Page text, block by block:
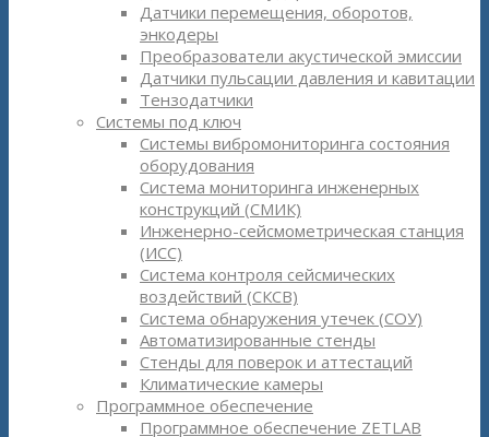
Датчики перемещения, оборотов,
энкодеры
Преобразователи акустической эмиссии
Датчики пульсации давления и кавитации
Тензодатчики
Системы под ключ
Системы вибромониторинга состояния
оборудования
Система мониторинга инженерных
конструкций (СМИК)
Инженерно-сейсмометрическая станция
(ИСС)
Система контроля сейсмических
воздействий (СКСВ)
Система обнаружения утечек (СОУ)
Автоматизированные стенды
Стенды для поверок и аттестаций
Климатические камеры
Программное обеспечение
Программное обеспечение ZETLAB